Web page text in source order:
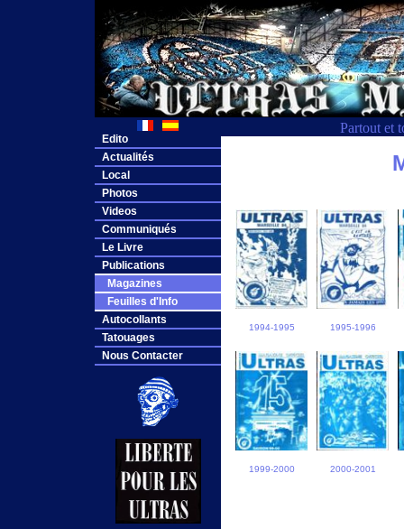
Partout et
Edito
Actualités
Local
Photos
Videos
Communiqués
Le Livre
Publications
Magazines
Feuilles d'Info
Autocollants
Tatouages
Nous Contacter
1994-1995 1995-1996
1999-2000 2000-2001